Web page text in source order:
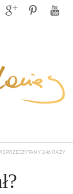
PRZECZYTANY 246 RAZY